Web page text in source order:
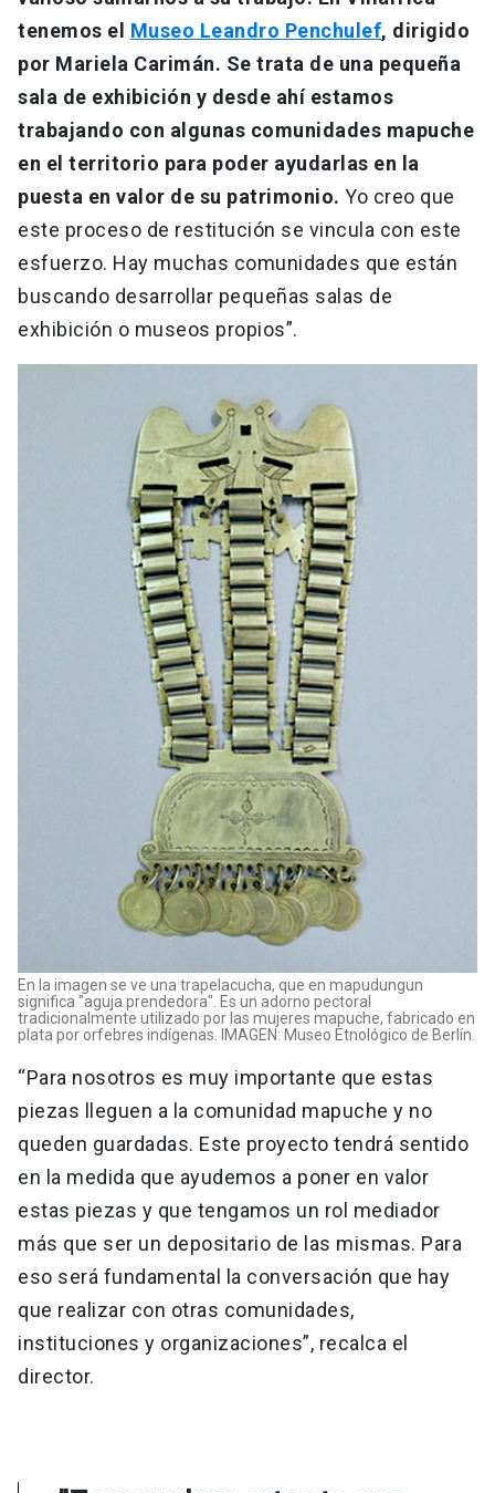
tenemos el Museo Leandro Penchulef, dirigido
por Mariela Carimán. Se trata de una pequeña
sala de exhibición y desde ahí estamos
trabajando con algunas comunidades mapuche
en el territorio para poder ayudarlas en la
puesta en valor de su patrimonio. Yo creo que
este proceso de restitución se vincula con este
esfuerzo. Hay muchas comunidades que están
buscando desarrollar pequeñas salas de
exhibición o museos propios”.
En la imagen se ve una trapelacucha, que en mapudungun
significa "aguja prendedora". Es un adorno pectoral
tradicionalmente utilizado por las mujeres mapuche, fabricado en
plata por orfebres indígenas. IMAGEN: Museo Etnológico de Berlín.
“Para nosotros es muy importante que estas
piezas lleguen a la comunidad mapuche y no
queden guardadas. Este proyecto tendrá sentido
en la medida que ayudemos a poner en valor
estas piezas y que tengamos un rol mediador
más que ser un depositario de las mismas. Para
eso será fundamental la conversación que hay
que realizar con otras comunidades,
instituciones y organizaciones”, recalca el
director.